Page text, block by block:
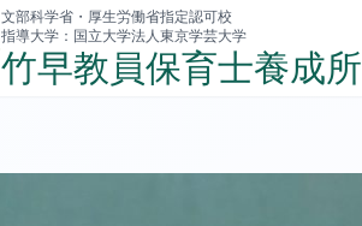
文部科学省・厚生労働省指定認可校
指導大学：国立大学法人東京学芸大学
竹早教員保育士養成所